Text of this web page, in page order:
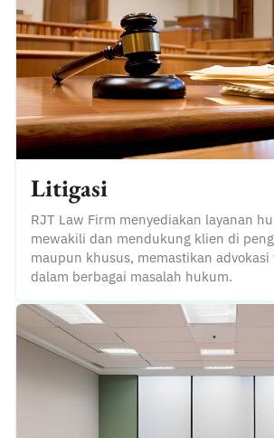
Litigasi
RJT Law Firm menyediakan layanan
mewakili dan mendukung klien di
maupun khusus, memastikan advokasi
dalam berbagai masalah hukum.